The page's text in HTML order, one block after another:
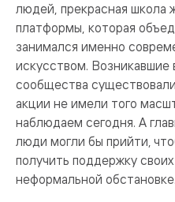
людей, прекрасная школа
платформы, которая
занимался именно
искусством. Возникавшие
сообщества
акции не имели того
наблюдаем сегодня. А
люди могли бы прийти,
получить поддержку
неформальной обстановке.